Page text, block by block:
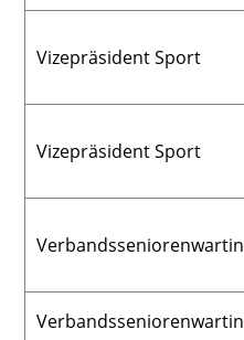
Vizepräsident Sport
Vizepräsident Sport
Verbandsseniorenwartin
Verbandsseniorenwartin